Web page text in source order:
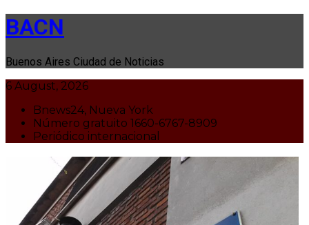
BACN
Buenos Aires Ciudad de Noticias
6 August, 2026
Bnews24, Nueva York
Número gratuito 1660-6767-8909
Periódico internacional